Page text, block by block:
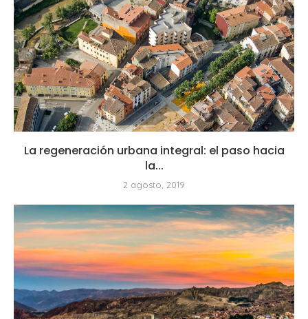
La regeneración urbana integral: el paso hacia
la...
2 agosto, 2019